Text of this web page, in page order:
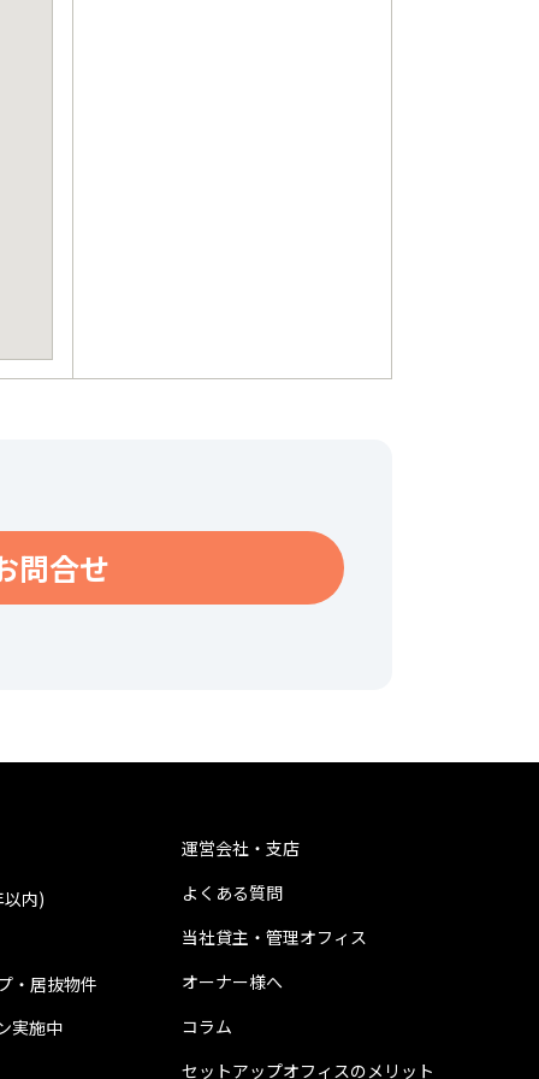
問合せ
内)
・居抜物件
実施中
運営会社・支店
よくある質問
当社貸主・管理オフィス
オーナー様へ
コラム
セットアップオフィスのメリット